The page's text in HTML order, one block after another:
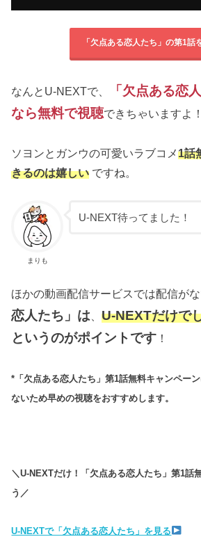
「欠点ある恋人たち」の第1話
なんとU-NEXTで、
「欠点ある恋
なら無料で視聴できちゃいますよ
ソヨンとガンウの可愛いラブコメ1話
きるのは嬉しい ですね。
まりも
U-NEXT待ってました！
ほかの動画配信サービスでは配信が
恋人たち」は 、U-NEXTだけで
というのがポイントです ！
*「欠点ある恋人たち」第1話無料キャンペー
ないため早めの視聴をおすすめします。
＼U-NEXTだけ！「欠点ある恋人たち」第1話
う／
U-NEXTで「欠点ある恋人たち」を見る